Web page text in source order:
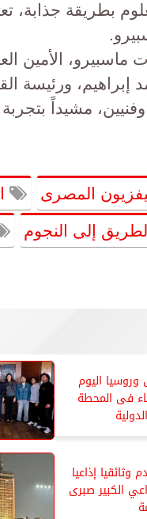
بطريقة جذابة،
الأمين
ورئيسة
مشيداً
المصرى
إلى النجوم
وروسيا اليوم
فى المحطة
وثائقيا إذاعيا
الكبير صبرى